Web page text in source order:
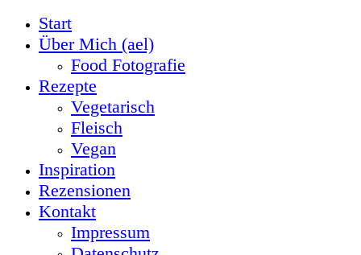
Start
Über Mich (ael)
Food Fotografie
Rezepte
Vegetarisch
Fleisch
Vegan
Inspiration
Rezensionen
Kontakt
Impressum